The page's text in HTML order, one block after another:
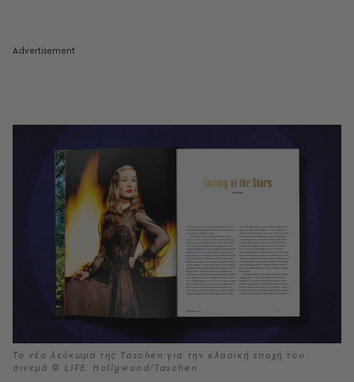
Το νέο λεύκωμα της Taschen για την κλασική εποχή του
σινεμά © LIFE. Hollywood/Taschen